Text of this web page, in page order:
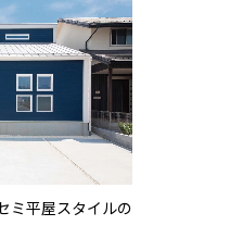
ミ平屋スタイルの